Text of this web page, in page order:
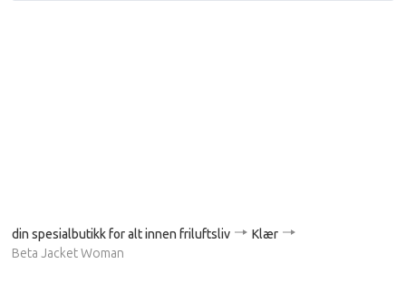
din spesialbutikk for alt innen friluftsliv
Klær
Beta Jacket Woman